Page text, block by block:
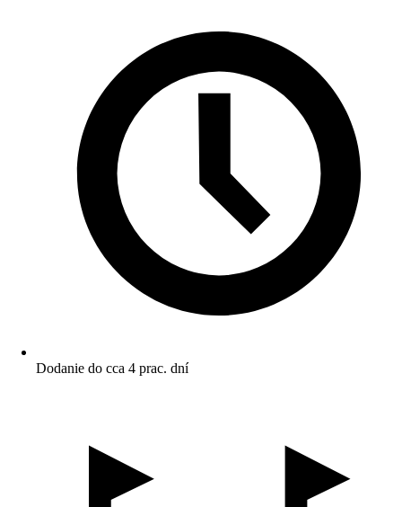
Dodanie do cca 4 prac. dní